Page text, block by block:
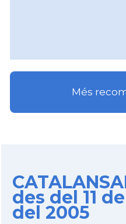
Més
des del 11
del 2005